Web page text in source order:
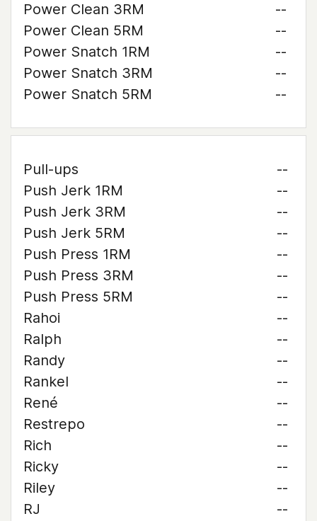
Power Clean 3RM
--
Power Clean 5RM
--
Power Snatch 1RM
--
Power Snatch 3RM
--
Power Snatch 5RM
--
Pull-ups
--
Push Jerk 1RM
--
Push Jerk 3RM
--
Push Jerk 5RM
--
Push Press 1RM
--
Push Press 3RM
--
Push Press 5RM
--
Rahoi
--
Ralph
--
Randy
--
Rankel
--
René
--
Restrepo
--
Rich
--
Ricky
--
Riley
--
RJ
--